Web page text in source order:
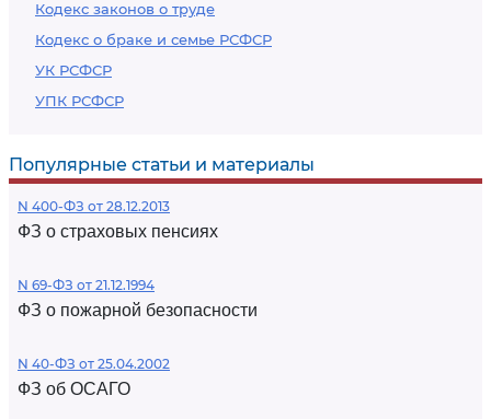
Кодекс законов о труде
Кодекс о браке и семье РСФСР
УК РСФСР
УПК РСФСР
Популярные статьи и материалы
N 400-ФЗ от 28.12.2013
ФЗ о страховых пенсиях
N 69-ФЗ от 21.12.1994
ФЗ о пожарной безопасности
N 40-ФЗ от 25.04.2002
ФЗ об ОСАГО